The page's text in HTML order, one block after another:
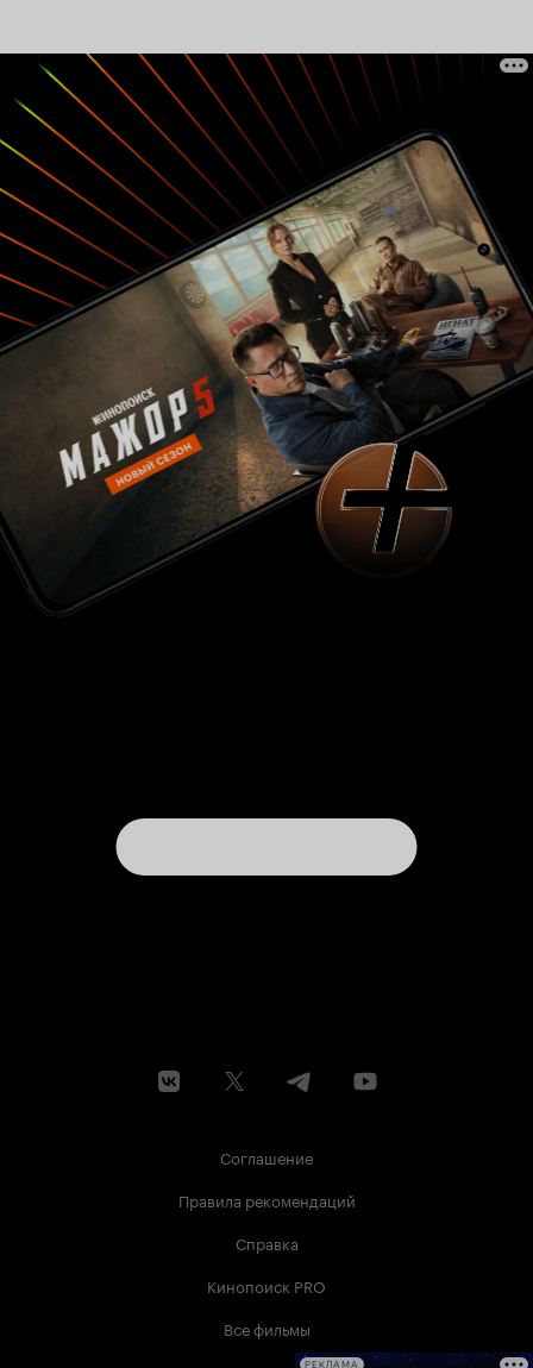
Соглашение
Правила рекомендаций
Справка
Кинопоиск PRO
Все фильмы
РЕКЛАМА